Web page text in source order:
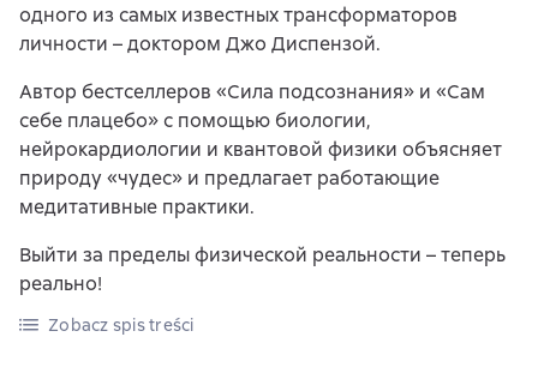
одного из самых известных трансформаторов
личности – доктором Джо Диспензой.
Автор бестселлеров «Сила подсознания» и «Сам
себе плацебо» с помощью биологии,
нейрокардиологии и квантовой физики объясняет
природу «чудес» и предлагает работающие
медитативные практики.
Выйти за пределы физической реальности – теперь
реально!
Zobacz spis treści